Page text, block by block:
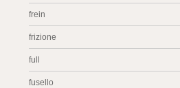
frein
frizione
full
fusello